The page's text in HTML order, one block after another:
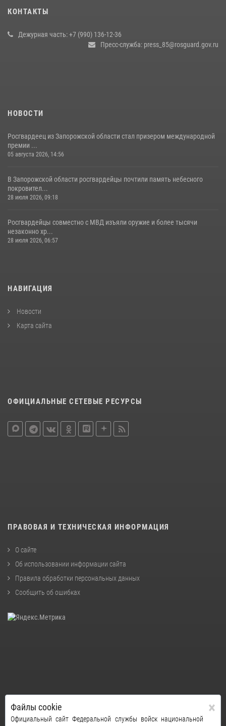
Файлы cookie ×
Официальный сайт Федеральной службы войск национальной
КОНТАКТЫ
Дежурная часть: +7 (990) 136-12-36
Пресс-служба: press_85@rosguard.gov.ru
НОВОСТИ
Росгвардеец из Запорожской области стал призером международной
премии ...
05 августа 2026, 14:56
В Запорожской области росгвардейцы почтили память небесного
покровител...
28 июля 2026, 09:18
Росгвардейцы совместно с МВД изъяли оружие и более тысячи
незаконно хр...
28 июля 2026, 06:57
НАВИГАЦИЯ
Новости
Карта сайта
ОФИЦИАЛЬНЫЕ СЕТЕВЫЕ РЕСУРСЫ
ПРАВОВАЯ И ТЕХНИЧЕСКАЯ ИНФОРМАЦИЯ
О сайте
Об использовании информации сайта
Правила обработки персональных данных
Сообщить об ошибках